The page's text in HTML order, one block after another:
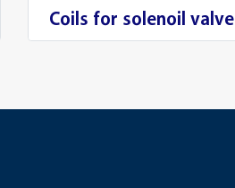
Coils for solenoil valve